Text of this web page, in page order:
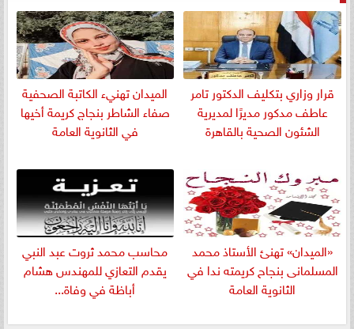
قرار وزاري بتكليف الدكتور تامر
عاطف مدكور مديرًا لمديرية
الشئون الصحية بالقاهرة
الميدان تهنيء الكاتبة الصحفية
صفاء الشاطر بنجاج كريمة أخيها
في الثانوية العامة
«الميدان» تهنئ الأستاذ محمد
المسلمانى بنجاح كريمته ندا في
الثانوية العامة
​محاسب محمد ثروت عبد النبي
يقدم التعازي للمهندس هشام
أباظة في وفاة...